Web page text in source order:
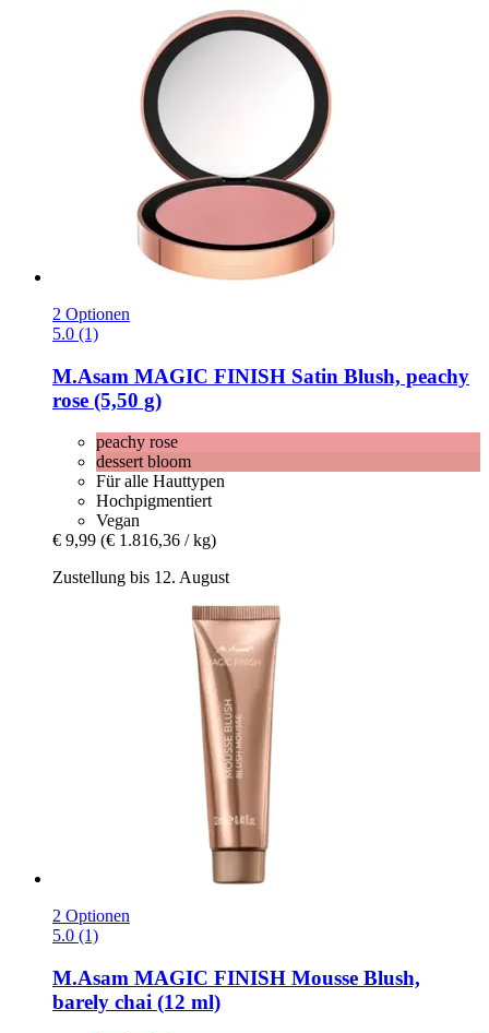
2 Optionen
5.0 (1)
M.Asam MAGIC FINISH Satin Blush, peachy
rose (5,50 g)
peachy rose
dessert bloom
Für alle Hauttypen
Hochpigmentiert
Vegan
€ 9,99 (€ 1.816,36 / kg)
Zustellung bis 12. August
2 Optionen
5.0 (1)
M.Asam MAGIC FINISH Mousse Blush,
barely chai (12 ml)